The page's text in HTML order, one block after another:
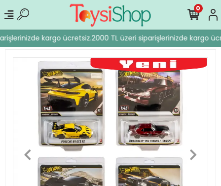
kargo ücretsiz.2000 TL üzeri siparişlerinizde kargo
0